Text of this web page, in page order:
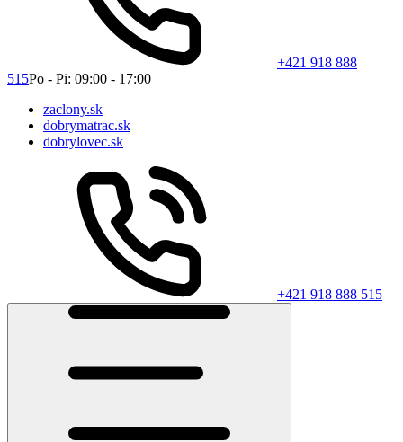
+421 918 888
515Po - Pi: 09:00 - 17:00
zaclony.sk
dobrymatrac.sk
dobrylovec.sk
+421 918 888 515